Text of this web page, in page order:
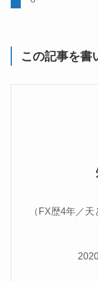
この記事を書
（FX歴4年／